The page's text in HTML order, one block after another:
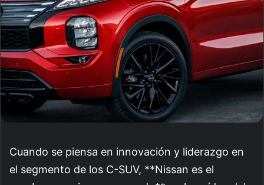
Cuando se piensa en innovación y liderazgo en
el segmento de los C-SUV, **Nissan es el